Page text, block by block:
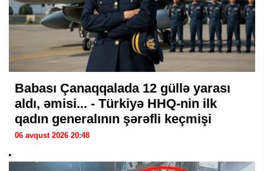
Babası Çanaqqalada 12 güllə yarası
aldı, əmisi... - Türkiyə HHQ-nin ilk
qadın generalının şərəfli keçmişi
06 avqust 2026 20:48